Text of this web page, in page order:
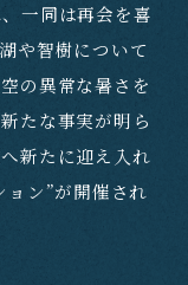
一同は再会を喜
や智樹について
の異常な暑さを
たな事実が明ら
新たに迎え入れ
ョン”が開催され